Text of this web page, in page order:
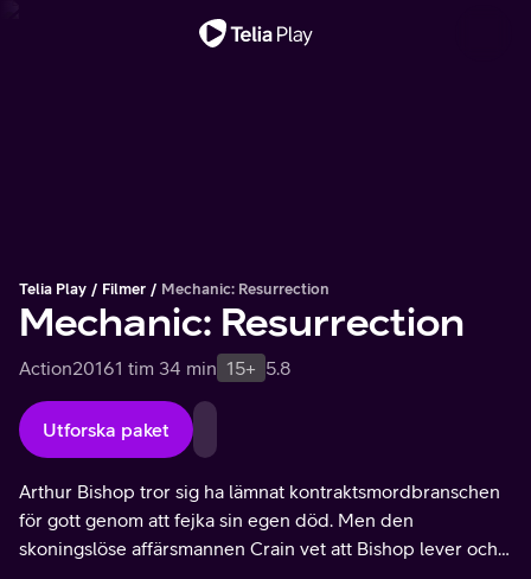
Telia Play Filmer Mechanic: Resurrection
Mechanic: Resurrection
Action20161 tim 34 min 15+ 5.8
Utforska paket
Arthur Bishop tror sig ha lämnat kontraktsmordbranschen
för gott genom att fejka sin egen död. Men den
skoningslöse affärsmannen Crain vet att Bishop lever och